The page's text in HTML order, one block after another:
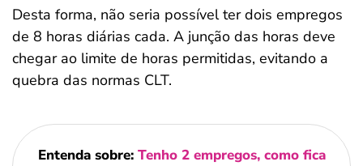
Desta forma, não seria possível ter dois empregos
de 8 horas diárias cada. A junção das horas deve
chegar ao limite de horas permitidas, evitando a
quebra das normas CLT.
Entenda sobre: Tenho 2 empregos, como fica